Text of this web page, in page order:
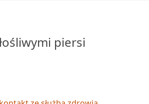
piersi